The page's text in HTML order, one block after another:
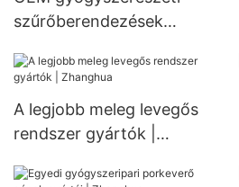
számára
szűrőberendezések
A legjobb meleg levegős
rendszer gyártók |